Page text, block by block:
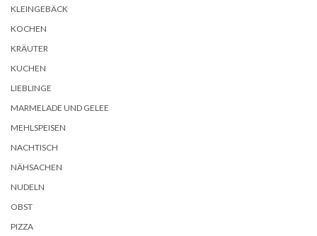
KLEINGEBÄCK
KOCHEN
KRÄUTER
KUCHEN
LIEBLINGE
MARMELADE UND GELEE
MEHLSPEISEN
NACHTISCH
NÄHSACHEN
NUDELN
OBST
PIZZA